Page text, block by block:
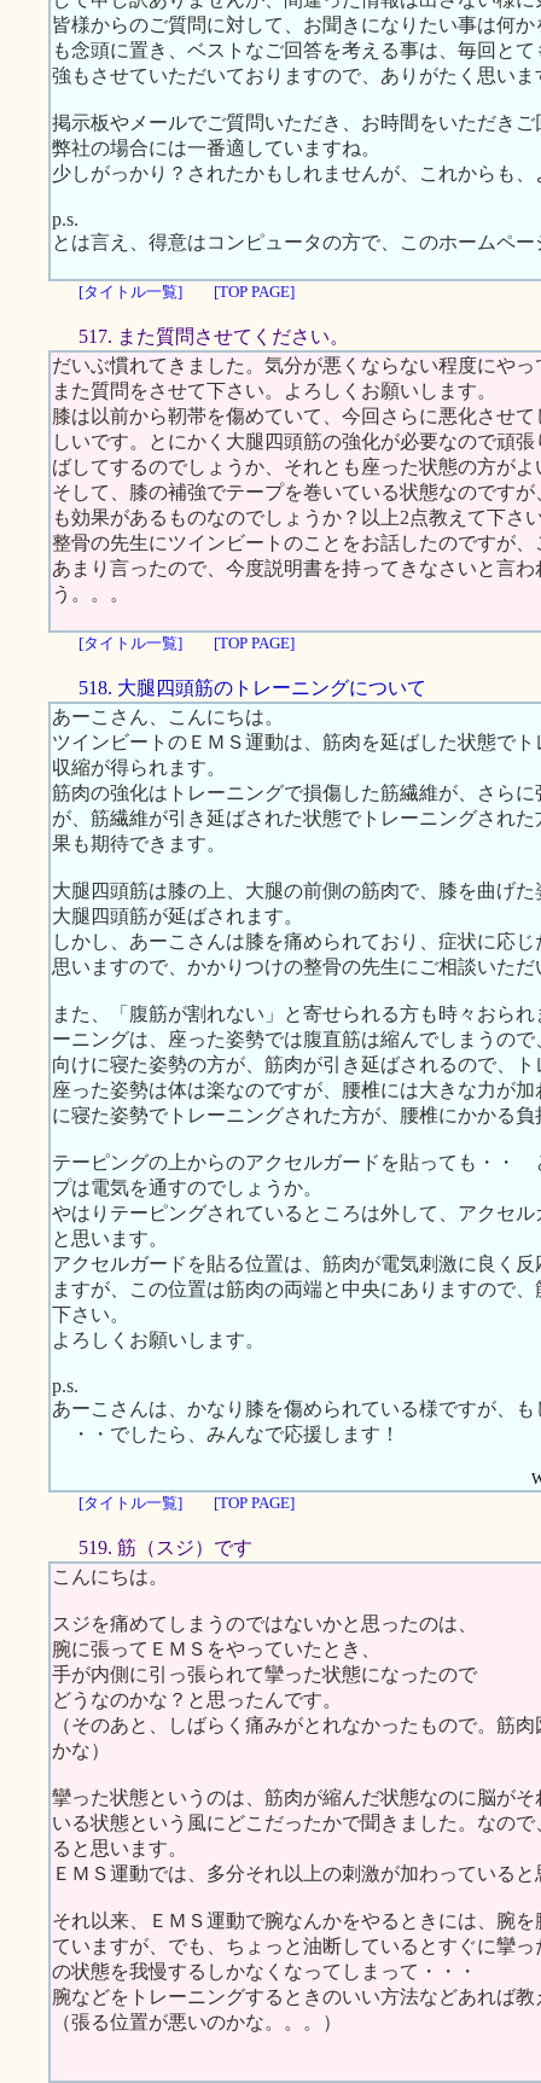
皆様からのご質問に対して、お聞きになりたい事は何
も念頭に置き、ベストなご回答を考える事は、毎回と
強もさせていただいておりますので、ありがたく思いま
掲示板やメールでご質問いただき、お時間をいただき
弊社の場合には一番適していますね。
少しがっかり？されたかもしれませんが、これからも
p.s.
とは言え、得意はコンピュータの方で、このホームペ
[タイトル一覧] [TOP PAGE]
517. また質問させてください。
だいぶ慣れてきました。気分が悪くならない程度にやっ
また質問をさせて下さい。よろしくお願いします。
膝は以前から靭帯を傷めていて、今回さらに悪化させ
しいです。とにかく大腿四頭筋の強化が必要なので頑
ばしてするのでしょうか、それとも座った状態の方が
そして、膝の補強でテープを巻いている状態なのです
も効果があるものなのでしょうか？以上2点教えて下さ
整骨の先生にツインビートのことをお話したのですが
あまり言ったので、今度説明書を持ってきなさいと言
う。。。
[タイトル一覧] [TOP PAGE]
518. 大腿四頭筋のトレーニングについて
あーこさん、こんにちは。
ツインビートのＥＭＳ運動は、筋肉を延ばした状態で
収縮が得られます。
筋肉の強化はトレーニングで損傷した筋繊維が、さら
が、筋繊維が引き延ばされた状態でトレーニングされ
果も期待できます。
大腿四頭筋は膝の上、大腿の前側の筋肉で、膝を曲げ
大腿四頭筋が延ばされます。
しかし、あーこさんは膝を痛められており、症状に応
思いますので、かかりつけの整骨の先生にご相談いた
また、「腹筋が割れない」と寄せられる方も時々おら
ーニングは、座った姿勢では腹直筋は縮んでしまうの
向けに寝た姿勢の方が、筋肉が引き延ばされるので、
座った姿勢は体は楽なのですが、腰椎には大きな力が
に寝た姿勢でトレーニングされた方が、腰椎にかかる
テーピングの上からのアクセルガードを貼っても・・
プは電気を通すのでしょうか。
やはりテーピングされているところは外して、アクセ
と思います。
アクセルガードを貼る位置は、筋肉が電気刺激に良く
ますが、この位置は筋肉の両端と中央にありますので
下さい。
よろしくお願いします。
p.s.
あーこさんは、かなり膝を傷められている様ですが、
・・でしたら、みんなで応援します！
[タイトル一覧]
[TOP PAGE]
519. 筋（スジ）です
こんにちは。
スジを痛めてしまうのではないかと思ったのは、
腕に張ってＥＭＳをやっていたとき、
手が内側に引っ張られて攣った状態になったので
どうなのかな？と思ったんです。
（そのあと、しばらく痛みがとれなかったもので。筋
かな）
攣った状態というのは、筋肉が縮んだ状態なのに脳が
いる状態という風にどこだったかで聞きました。なの
ると思います。
ＥＭＳ運動では、多分それ以上の刺激が加わっている
それ以来、ＥＭＳ運動で腕なんかをやるときには、腕
ていますが、でも、ちょっと油断しているとすぐに攣
の状態を我慢するしかなくなってしまって・・・
腕などをトレーニングするときのいい方法などあれば
（張る位置が悪いのかな。。。）